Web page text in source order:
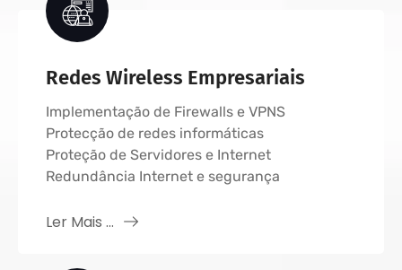
Redes Wireless Empresariais
Implementação de Firewalls e VPNS
Protecção de redes informáticas
Proteção de Servidores e Internet
Redundância Internet e segurança
Ler Mais ...